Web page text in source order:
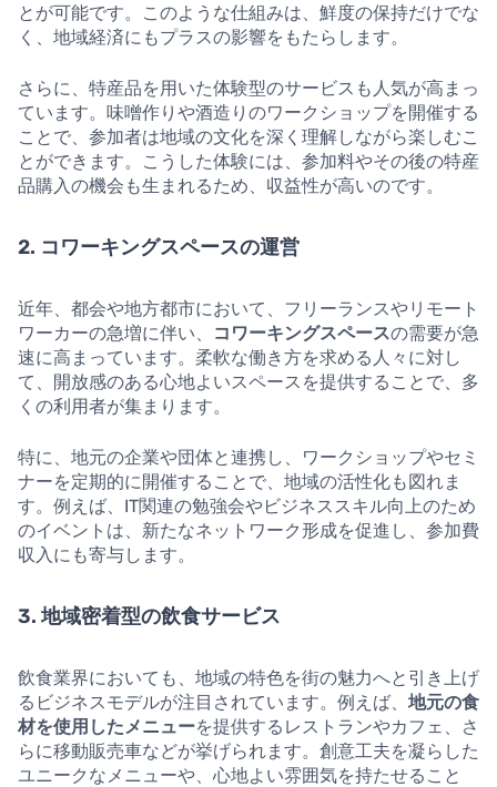
とが可能です。このような仕組みは、鮮度の保持だけでな
く、地域経済にもプラスの影響をもたらします。
さらに、特産品を用いた体験型のサービスも人気が高まっ
ています。味噌作りや酒造りのワークショップを開催する
ことで、参加者は地域の文化を深く理解しながら楽しむこ
とができます。こうした体験には、参加料やその後の特産
品購入の機会も生まれるため、収益性が高いのです。
2. コワーキングスペースの運営
近年、都会や地方都市において、フリーランスやリモート
ワーカーの急増に伴い、
コワーキングスペースの需要が急
速に高まっています。柔軟な働き方を求める人々に対し
て、開放感のある心地よいスペースを提供することで、多
くの利用者が集まります。
特に、地元の企業や団体と連携し、ワークショップやセミ
ナーを定期的に開催することで、地域の活性化も図れま
す。例えば、IT関連の勉強会やビジネススキル向上のため
のイベントは、新たなネットワーク形成を促進し、参加費
収入にも寄与します。
3. 地域密着型の飲食サービス
飲食業界においても、地域の特色を街の魅力へと引き上げ
るビジネスモデルが注目されています。例えば、 地元の食
材を使用したメニューを提供するレストランやカフェ、さ
らに移動販売車などが挙げられます。創意工夫を凝らした
ユニークなメニューや、心地よい雰囲気を持たせること